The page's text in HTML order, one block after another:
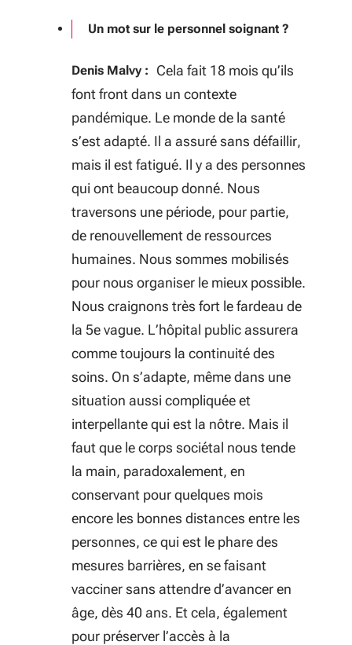
Un mot sur le personnel soignant ?
Denis Malvy :
Cela fait 18 mois qu’ils
font front dans un contexte
pandémique. Le monde de la santé
s’est adapté. Il a assuré sans défaillir,
mais il est fatigué. Il y a des personnes
qui ont beaucoup donné. Nous
traversons une période, pour partie,
de renouvellement de ressources
humaines. Nous sommes mobilisés
pour nous organiser le mieux possible.
Nous craignons très fort le fardeau de
la 5e vague. L’hôpital public assurera
comme toujours la continuité des
soins. On s’adapte, même dans une
situation aussi compliquée et
interpellante qui est la nôtre. Mais il
faut que le corps sociétal nous tende
la main, paradoxalement, en
conservant pour quelques mois
encore les bonnes distances entre les
personnes, ce qui est le phare des
mesures barrières, en se faisant
vacciner sans attendre d’avancer en
âge, dès 40 ans. Et cela, également
pour préserver l’accès à la